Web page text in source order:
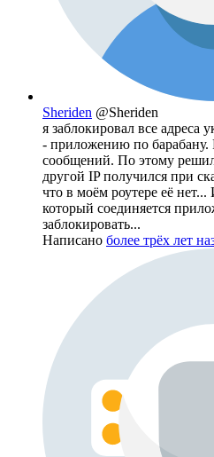
Sheriden @Sheriden
я заблокировал все
- приложению по барабану.
сообщений. По этому
другой IP получился при
что в моём роутере её
который соединяется
заблокировать...
Написано более трёх лет